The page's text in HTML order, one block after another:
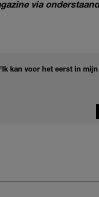
via
kan voor het eerst in mijn